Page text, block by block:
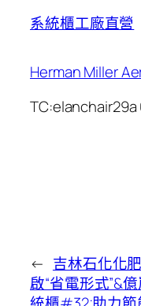
系統櫃工廠直營
Herman Miller
TC:elanchair29a
← 吉林石化化
啟“省電形式”&